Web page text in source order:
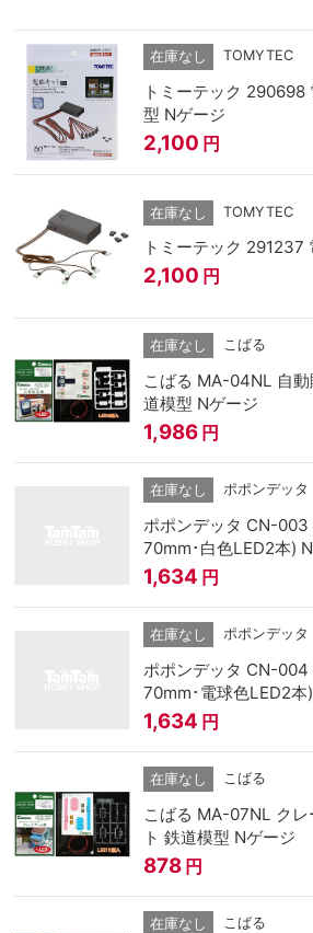
在庫なし TOMYTEC
トミーテック
型 Nゲージ
2,100 円
在庫なし TOMYTEC
トミーテック 291237
2,100 円
在庫なし こばる
こばる MA-04NL 自動
道模型 Nゲージ
1,986 円
在庫なし ポポンデッタ
ポポンデッタ CN-003
70mm･白色LED2本)
1,634 円
在庫なし ポポンデッタ
ポポンデッタ CN-004
70mm･電球色LED2本
1,634 円
在庫なし こばる
こばる MA-07NL ク
ト 鉄道模型 Nゲージ
878 円
在庫なし こばる